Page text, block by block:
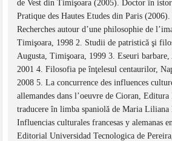
de Vest din Timişoara (2005). Doctor în
Pratique des Hautes Etudes din Paris (2006).
Recherches autour d’une philosophie de
Timişoara, 1998 2. Studii de patristică şi
Augusta, Timişoara, 1999 3. Eseuri barbare,
2001 4. Filosofia pe înţelesul centaurilor,
2008 5. La concurrence des influences
allemandes dans l’oeuvre de Cioran,
traducere în limba spaniolă de Maria
Influencias culturales francesas y alemanas
Editorial Universidad Tecnologica de